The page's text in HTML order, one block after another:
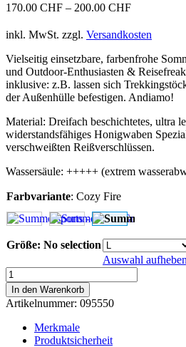
170.00 CHF – 200.00 CHF
inkl. MwSt. zzgl. Versandkosten
Vielseitig einsetzbare, farbenfrohe
und Outdoor-Enthusiasten &
inklusive: z.B. lassen sich
der Außenhülle befestigen. Andiamo!
Material: Dreifach beschichtetes, ultra
widerstandsfähiges Honigwaben
verschweißten Reißverschlüssen.
Wassersäule: +++++ (extrem
Farbvariante: Cozy Fire
Größe: No selection
Auswahl aufheben
Summersports
-
Cozy
Fire
Menge
In den Warenkorb
Artikelnummer: 095550
Merkmale
Produktsicherheit